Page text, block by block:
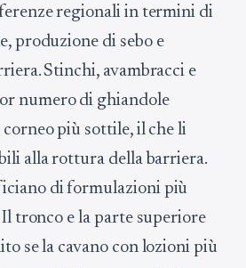
regionali in termini di
produzione di sebo e
Stinchi, avambracci e
numero di ghiandole
corneo più sottile, il che li
alla rottura della barriera.
di formulazioni più
tronco e la parte superiore
se la cavano con lozioni più